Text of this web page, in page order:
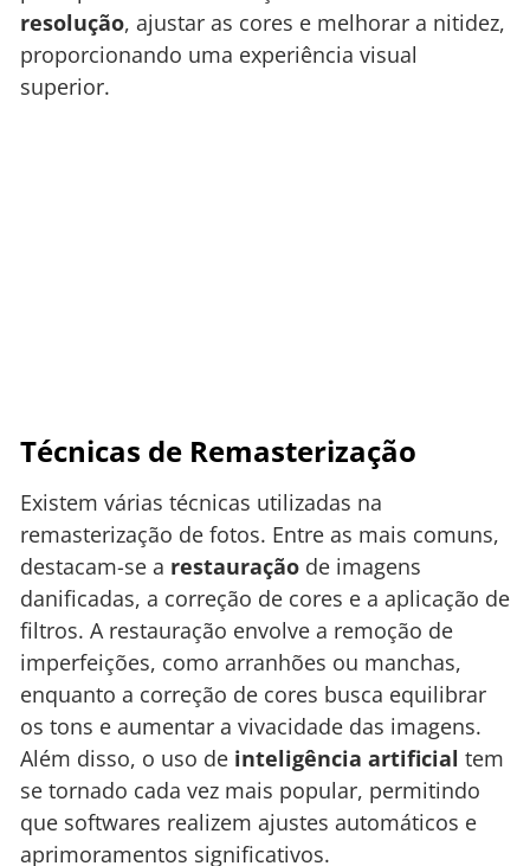
resolução, ajustar as cores e melhorar a nitidez,
proporcionando uma experiência visual
superior.
Técnicas de Remasterização
Existem várias técnicas utilizadas na
remasterização de fotos. Entre as mais comuns,
destacam-se a restauração de imagens
danificadas, a correção de cores e a aplicação de
filtros. A restauração envolve a remoção de
imperfeições, como arranhões ou manchas,
enquanto a correção de cores busca equilibrar
os tons e aumentar a vivacidade das imagens.
Além disso, o uso de inteligência artificial tem
se tornado cada vez mais popular, permitindo
que softwares realizem ajustes automáticos e
aprimoramentos significativos.